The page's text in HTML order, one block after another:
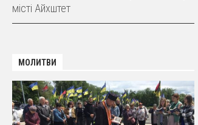
місті Айхштет
МОЛИТВИ